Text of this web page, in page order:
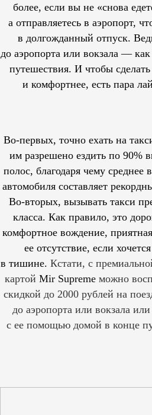
более, если вы не «снова
а отправляетесь в аэропорт,
в долгожданный отпуск.
до аэропорта или вокзала — как
путешествия. И чтобы сделать
и комфортнее, есть пара
Во-первых, точно ехать на
им разрешеноездить по 90%
полос, благодаря чему среднее
автомобиля составляет
Во-вторых, вызывать такси
класса. Как правило, это
комфортное вождение,
ее отсутствие, если
в тишине. Кстати, с
картой Mir Supreme можно
скидкой до 2000 рублей на
до аэропорта или вокзала
с ее помощью домой в конце